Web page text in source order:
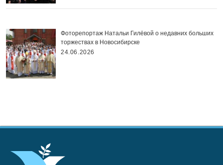
Фоторепортаж Натальи Гилёвой о недавних больших
торжествах в Новосибирске
24.06.2026